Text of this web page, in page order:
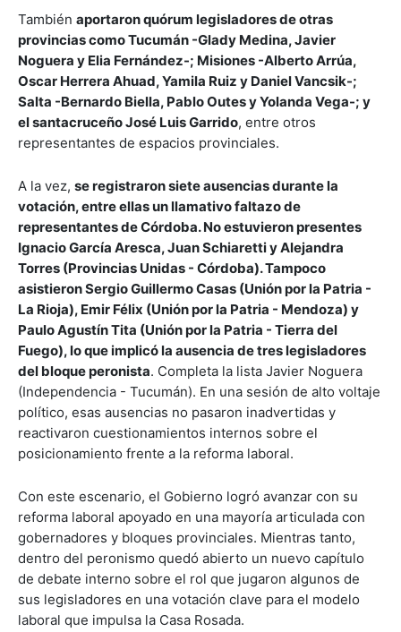
También aportaron quórum legisladores de otras
provincias como Tucumán -Glady Medina, Javier
Noguera y Elia Fernández-; Misiones -Alberto Arrúa,
Oscar Herrera Ahuad, Yamila Ruiz y Daniel Vancsik-;
Salta -Bernardo Biella, Pablo Outes y Yolanda Vega-; y
el santacruceño José Luis Garrido, entre otros
representantes de espacios provinciales.
A la vez, se registraron siete ausencias durante la
votación, entre ellas un llamativo faltazo de
representantes de Córdoba. No estuvieron presentes
Ignacio García Aresca, Juan Schiaretti y Alejandra
Torres (Provincias Unidas - Córdoba). Tampoco
asistieron Sergio Guillermo Casas (Unión por la Patria -
La Rioja), Emir Félix (Unión por la Patria - Mendoza) y
Paulo Agustín Tita (Unión por la Patria - Tierra del
Fuego), lo que implicó la ausencia de tres legisladores
del bloque peronista. Completa la lista Javier Noguera
(Independencia - Tucumán). En una sesión de alto voltaje
político, esas ausencias no pasaron inadvertidas y
reactivaron cuestionamientos internos sobre el
posicionamiento frente a la reforma laboral.
Con este escenario, el Gobierno logró avanzar con su
reforma laboral apoyado en una mayoría articulada con
gobernadores y bloques provinciales. Mientras tanto,
dentro del peronismo quedó abierto un nuevo capítulo
de debate interno sobre el rol que jugaron algunos de
sus legisladores en una votación clave para el modelo
laboral que impulsa la Casa Rosada.